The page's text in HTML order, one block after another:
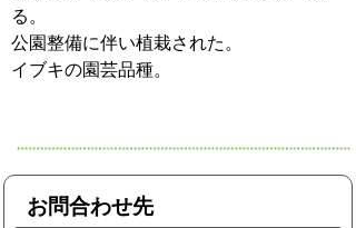
る。
公園整備に伴い植栽された。
イブキの園芸品種。
お問合わせ先